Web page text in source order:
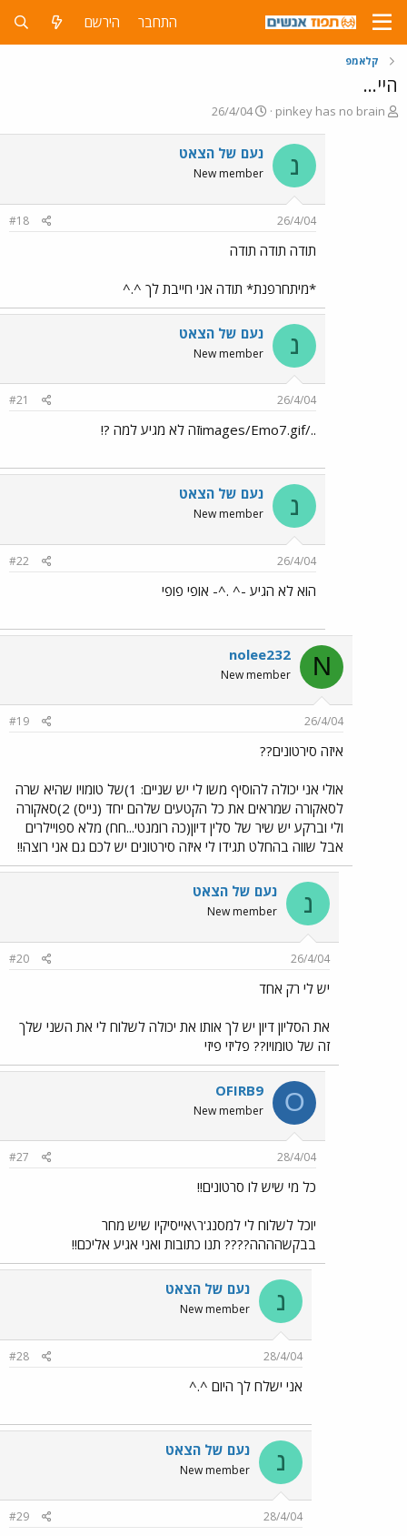
התחבר הירשם
קלאמפ
היי...
פ
pinkey has no brain
פ
ס
ם
ת
26/4/04
נ נעם של הצאט
New member
26/4/04
#18
תודה תודה תודה
*מיתחרפנת* תודה אני חייבת לך ^.^
נ נעם של הצאט
New member
26/4/04
#21
../images/Emo7.gifזה לא מגיע למה ?!
נ נעם של הצאט
New member
26/4/04
#22
הוא לא הגיע -^ .^- אופי פופי
N
nolee232
New member
26/4/04
#19
איזה סירטונים??
אולי אני יכולה להוסיף משו לי יש שניים: 1)של טומויו שהיא שרה
לסאקורה שמראים את כל הקטעים שלהם יחד (נייס) 2)סאקורה
ולי וברקע יש שיר של סלין דיון(כה רומנטי...חח) מלא ספויילרים
אבל שווה בהחלט תגידו לי איזה סירטונים יש לכם גם אני רוצה!!
נ נעם של הצאט
New member
26/4/04
#20
יש לי רק אחד
את הסליון דיון יש לך אותו את יכולה לשלוח לי את השני שלך
זה של טומויו?? פליזי פיזי
O
OFIRB9
New member
28/4/04
#27
כל מי שיש לו סרטונים!!
יוכל לשלוח לי למסנג'ר\אייסיקיו שיש מחר
בבקשהההה???? תנו כתובות ואני אגיע אליכם!!
נ נעם של הצאט
New member
28/4/04
#28
אני ישלח לך היום ^.^
נ נעם של הצאט
New member
28/4/04
#29